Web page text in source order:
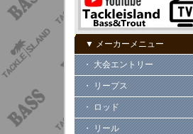
▼ メーカーメニュー
・ 大会エントリー
・ リープス
・ ロッド
・ リール